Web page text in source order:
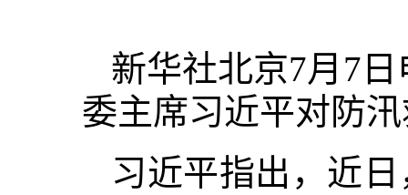
新华社北京7月7
委主席习近平对防
习近平指出，近